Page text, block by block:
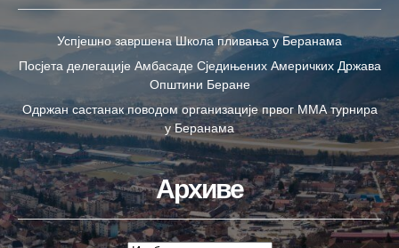
Успјешно завршена Школа пливања у Беранама
Посјета делегације Амбасаде Сједињених Америчких Држава
Општини Беране
Одржан састанак поводом организације првог ММА турнира
у Беранама
Архиве